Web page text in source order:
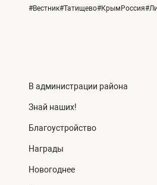
В администрации района
Знай наших!
Благоустройство
Награды
Новогоднее